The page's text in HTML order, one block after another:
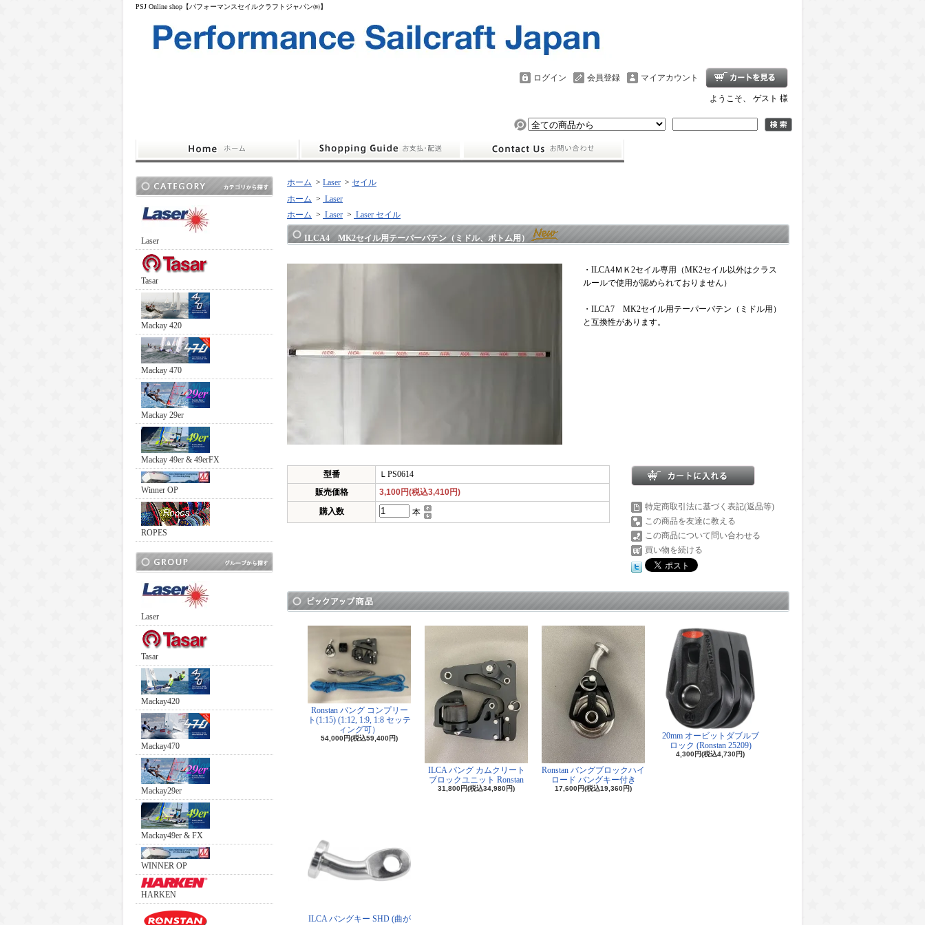
PSJ Online shop【パフォーマンスセイルクラフトジャパン㈱】
マイアカウント
会員登録
ログイン
ようこそ、 ゲスト 様
Laser
Tasar
Mackay 420
Mackay 470
Mackay 29er
Mackay 49er & 49erFX
Winner OP
ROPES
Laser
Tasar
Mackay420
Mackay470
Mackay29er
Mackay49er & FX
WINNER OP
HARKEN
ホーム > Laser > セイル
ホーム > Laser
ホーム > Laser > Laser セイル
ILCA4 MK2セイル用テーパーバテン（ミドル、ボトム用）
・ILCA4ＭＫ2セイル専用（MK2セイル以外はクラス
ルールで使用が認められておりません）
・ILCA7 MK2セイル用テーパーバテン（ミドル用）
と互換性があります。
型番
ＬPS0614
販売価格
3,100円(税込3,410円)
購入数
本
特定商取引法に基づく表記(返品等)
この商品を友達に教える
この商品について問い合わせる
買い物を続ける
Ronstan バング コンプリー
ト(1:15) (1:12, 1:9, 1:8 セッテ
ィング可）
54,000円(税込59,400円)
ILCA バング カムクリート
ブロックユニット Ronstan
31,800円(税込34,980円)
Ronstan バングブロックハイ
ロード バングキー付き
17,600円(税込19,360円)
20mm オービットダブルブ
ロック (Ronstan 25209)
4,300円(税込4,730円)
ILCA バングキー SHD (曲が